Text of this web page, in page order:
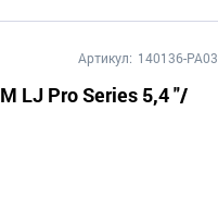
Артикул: 140136-PA03
LJ Pro Series 5,4 "/